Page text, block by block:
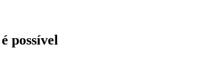
possível